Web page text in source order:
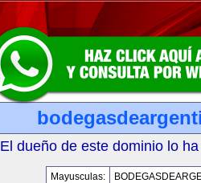
El dueño de este dominio lo
Mayusculas: